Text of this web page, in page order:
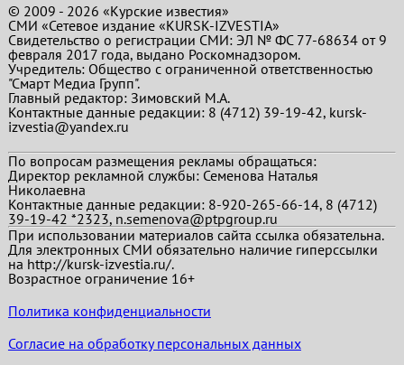
© 2009 - 2026 «Курские известия»
СМИ «Сетевое издание «KURSK-IZVESTIA»
Свидетельство о регистрации СМИ: ЭЛ № ФС 77-68634 от 9
февраля 2017 года, выдано Роскомнадзором.
Учредитель: Общество с ограниченной ответственностью
"Смарт Медиа Групп".
Главный редактор:Зимовский М.А.
Контактные данные редакции: 8 (4712) 39-19-42, kursk-
izvestia@yandex.ru
По вопросам размещения рекламы обращаться:
Директор рекламной службы: Семенова Наталья
Николаевна
Контактные данные редакции: 8-920-265-66-14, 8 (4712)
39-19-42 *2323, n.semenova@ptpgroup.ru
При использовании материалов сайта ссылка обязательна.
Для электронных СМИ обязательно наличие гиперссылки
на http://kursk-izvestia.ru/.
Возрастное ограничение 16+
Политика конфиденциальности
Согласие на обработку персональных данных